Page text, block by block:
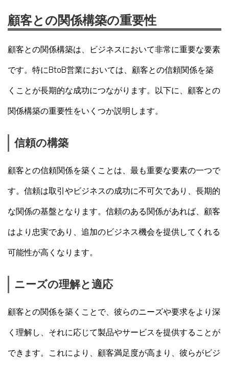
顧客との関係構築の重要性
顧客との関係構築は、ビジネスにおいて非常に重要な要素
です。特にBtoB営業においては、顧客との信頼関係を築
くことが長期的な成功につながります。以下に、顧客との
関係構築の重要性をいくつか説明します。
信頼の構築
顧客との信頼関係を築くことは、最も重要な要素の一つで
す。信頼は取引やビジネスの成功に不可欠であり、長期的
な関係の基盤となります。信頼のある関係があれば、顧客
はより忠実であり、追加のビジネス機会を提供してくれる
可能性が高くなります。
ニーズの理解と適応
顧客との関係を築くことで、彼らのニーズや要求をより深
く理解し、それに応じて製品やサービスを提供することが
できます。これにより、顧客満足度が高まり、彼らがビジ